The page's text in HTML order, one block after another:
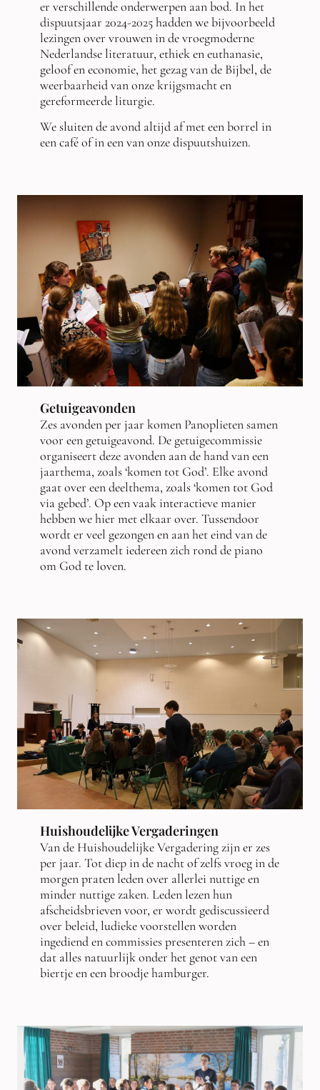
er verschillende onderwerpen aan bod. In het
dispuutsjaar 2024-2025 hadden we bijvoorbeeld
lezingen over vrouwen in de vroegmoderne
Nederlandse literatuur, ethiek en euthanasie,
geloof en economie, het gezag van de Bijbel, de
weerbaarheid van onze krijgsmacht en
gereformeerde liturgie.
We sluiten de avond altijd af met een borrel in
een café of in een van onze dispuutshuizen.
Getuigeavonden
Zes avonden per jaar komen Panoplieten samen
voor een getuigeavond. De getuigecommissie
organiseert deze avonden aan de hand van een
jaarthema, zoals ‘komen tot God’. Elke avond
gaat over een deelthema, zoals ‘komen tot God
via gebed’. Op een vaak interactieve manier
hebben we hier met elkaar over. Tussendoor
wordt er veel gezongen en aan het eind van de
avond verzamelt iedereen zich rond de piano
om God te loven.
Huishoudelijke Vergaderingen
Van de Huishoudelijke Vergadering zijn er zes
per jaar. Tot diep in de nacht of zelfs vroeg in de
morgen praten leden over allerlei nuttige en
minder nuttige zaken. Leden lezen hun
afscheidsbrieven voor, er wordt gediscussieerd
over beleid, ludieke voorstellen worden
ingediend en commissies presenteren zich – en
dat alles natuurlijk onder het genot van een
biertje en een broodje hamburger.